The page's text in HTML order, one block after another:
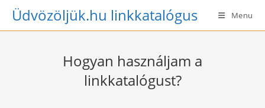
SkipÜdvözöljük.hu linkkatalógus Menu
Hogyan használjam a
linkkatalógust?